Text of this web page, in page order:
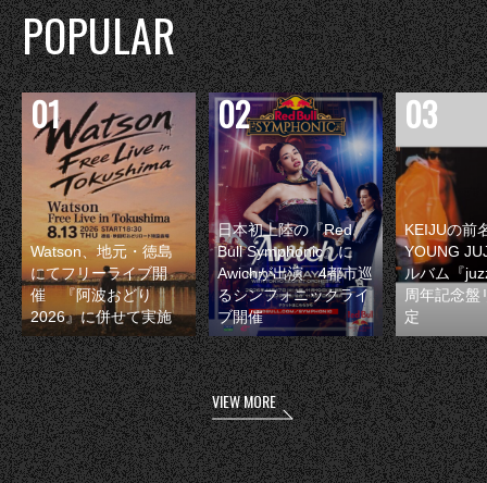
POPULAR
Watson、地元・徳島
にてフリーライブ開
催 『阿波おどり
2026』に併せて実施
日本初上陸の『Red
Bull Symphonic』に
Awichが出演 4都市巡
るシンフォニックライ
ブ開催
KEIJUの前
YOUNG
ルバム『
周年記念盤
定
VIEW MORE